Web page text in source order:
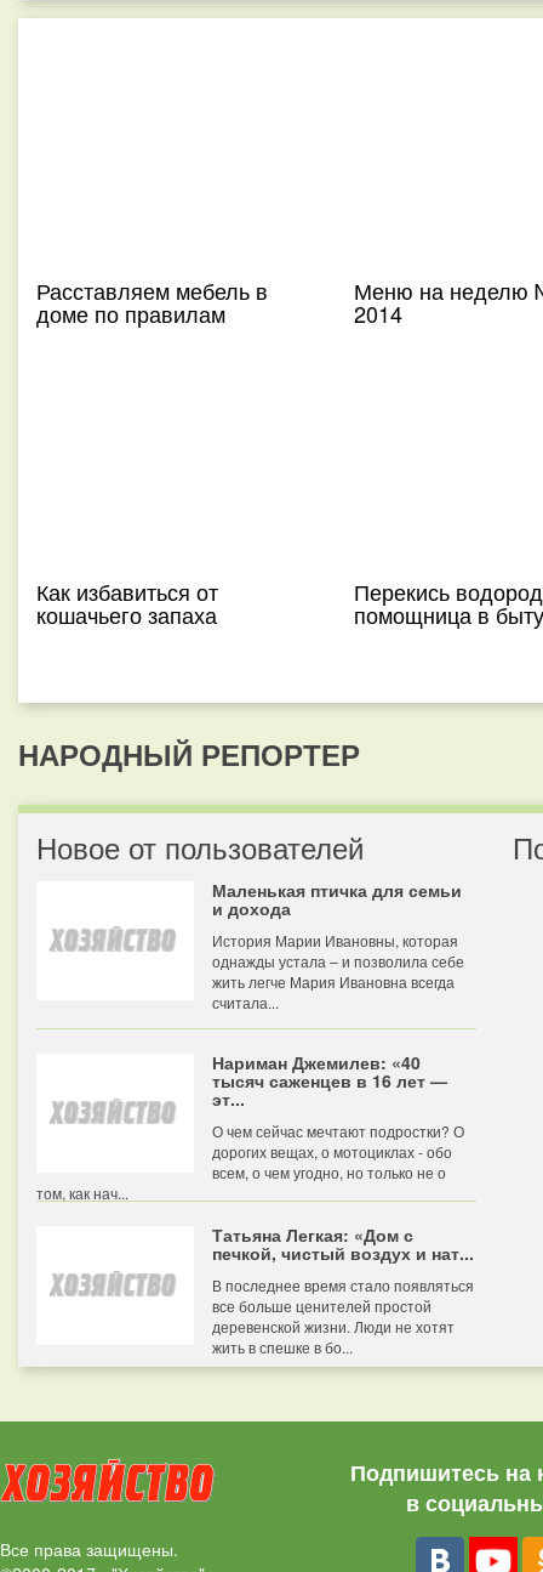
Расставляем мебель в
доме по правилам
Меню на неделю
2014
Как избавиться от
кошачьего запаха
Перекись
помощница в быту
НАРОДНЫЙ РЕПОРТЕР
Новое от пользователей
Маленькая птичка для семьи
и дохода
История Марии Ивановны, которая
однажды устала – и позволила себе
жить легче Мария Ивановна всегда
считала...
Нариман Джемилев: «40
тысяч саженцев в 16 лет —
эт...
О чем сейчас мечтают подростки? О
дорогих вещах, о мотоциклах - обо
всем, о чем угодно, но только не о
том, как нач...
Татьяна Легкая: «Дом с
печкой, чистый воздух и нат...
В последнее время стало появляться
все больше ценителей простой
деревенской жизни. Люди не хотят
жить в спешке в бо...
Все права защищены.
Подпишитесь на
в